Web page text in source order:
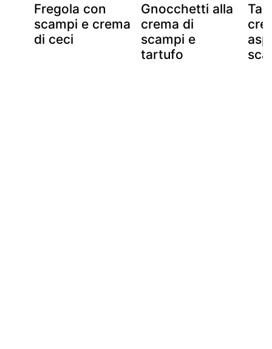
Fregola con
scampi e crema
di ceci
Gnocchetti alla
crema di
scampi e
tartufo